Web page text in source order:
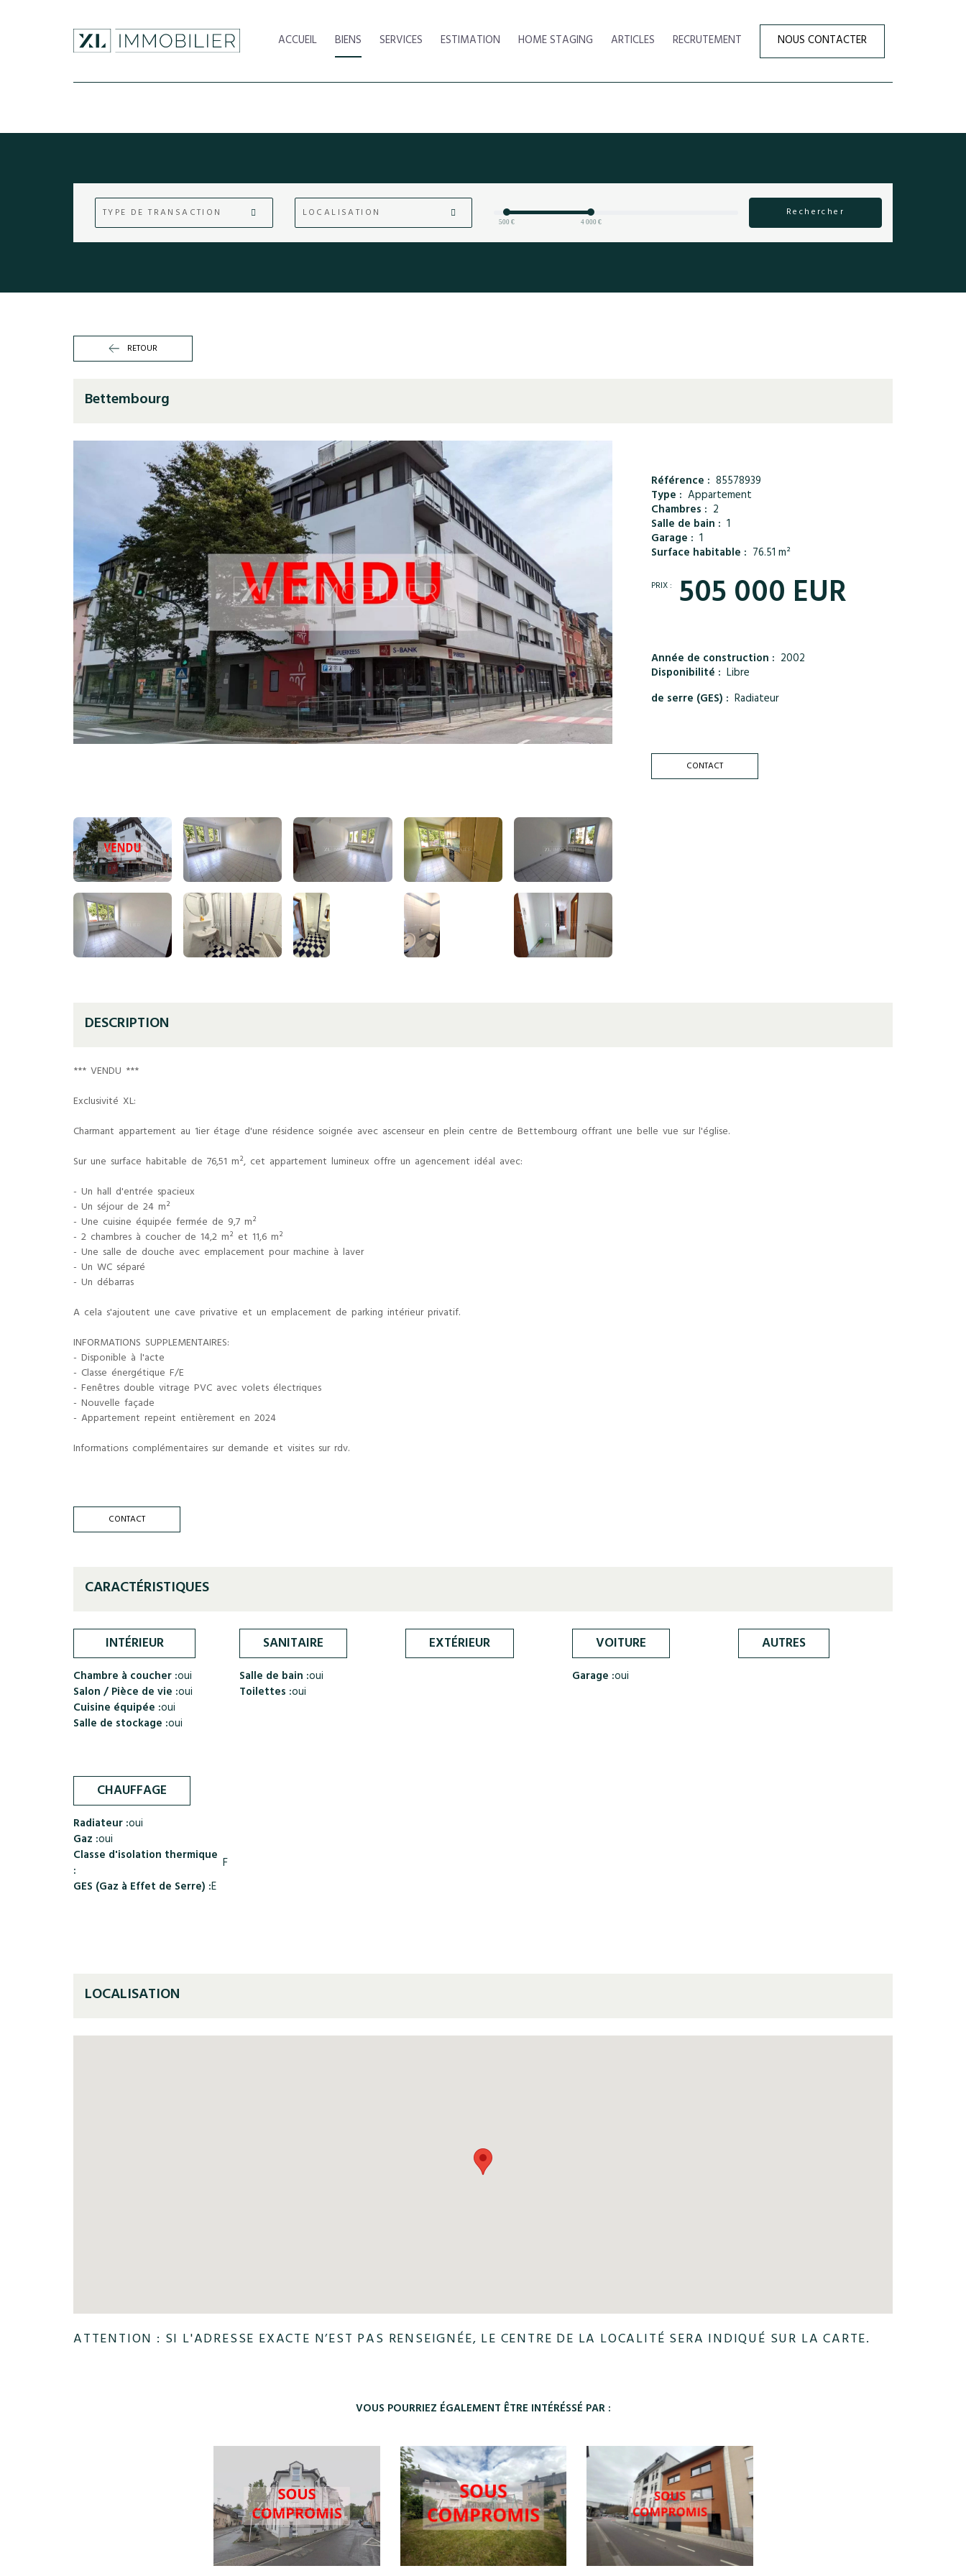
ACCUEIL BIENS SERVICES ESTIMATION HOME STAGING ARTICLES RECRUTEMENT NOUS CONTACTER
TYPE DE TRANSACTION LOCALISATION
500 € 4 000 €
Rechercher
RETOUR
Bettembourg
Référence : 85578939
Type : Appartement
Chambres : 2
Salle de bain : 1
Garage : 1
Surface habitable : 76.51 m²
PRIX : 505 000 EUR
Année de construction : 2002
Disponibilité : Libre
de serre (GES) : Radiateur
CONTACT
DESCRIPTION
*** VENDU ***
Exclusivité XL:
Charmant appartement au 1ier étage d'une résidence soignée avec ascenseur en plein centre de Bettembourg offrant une belle vue sur l'église.
Sur une surface habitable de 76,51 m², cet appartement lumineux offre un agencement idéal avec:
- Un hall d'entrée spacieux
- Un séjour de 24 m²
- Une cuisine équipée fermée de 9,7 m²
- 2 chambres à coucher de 14,2 m² et 11,6 m²
- Une salle de douche avec emplacement pour machine à laver
- Un WC séparé
- Un débarras
A cela s'ajoutent une cave privative et un emplacement de parking intérieur privatif.
INFORMATIONS SUPPLEMENTAIRES:
- Disponible à l'acte
- Classe énergétique F/E
- Fenêtres double vitrage PVC avec volets électriques
- Nouvelle façade
- Appartement repeint entièrement en 2024
Informations complémentaires sur demande et visites sur rdv.
CONTACT
CARACTÉRISTIQUES
INTÉRIEUR
Chambre à coucher :oui
Salon / Pièce de vie :oui
Cuisine équipée :oui
Salle de stockage :oui
SANITAIRE
Salle de bain :oui
Toilettes :oui
EXTÉRIEUR VOITURE
Garage :oui
AUTRES
CHAUFFAGE
Radiateur :oui
Gaz :oui
Classe d'isolation thermique
:
F
GES (Gaz à Effet de Serre) :E
LOCALISATION
ATTENTION : SI L'ADRESSE EXACTE N’EST PAS RENSEIGNÉE, LE CENTRE DE LA LOCALITÉ SERA INDIQUÉ SUR LA CARTE.
VOUS POURRIEZ ÉGALEMENT ÊTRE INTÉRÉSSÉ PAR :